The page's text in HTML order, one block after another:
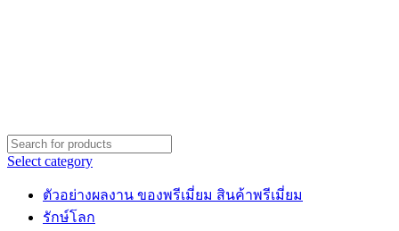
Select category
ตัวอย่างผลงาน ของพรีเมี่ยม สินค้าพรีเมี่ยม
รักษ์โลก